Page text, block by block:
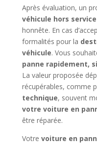
Après évaluation, un
véhicule hors service
honnête. En cas
formalités pour la
véhicule. Vous
panne rapidement,
La valeur proposée
récupérables, comme
technique, souvent
votre voiture en
être réparée.
Votre voiture en